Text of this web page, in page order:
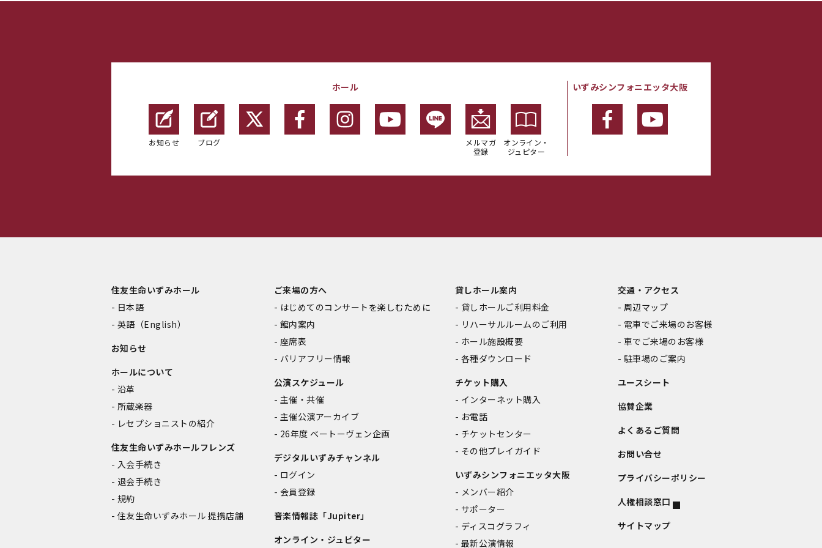
ホール
お知らせ ブログ
メルマガ
登録
オンライン・
ジュピター
いずみシンフォニエッタ大阪
住友生命いずみホール
日本語
英語（English）
お知らせ
ホールについて
沿革
所蔵楽器
レセプショニストの紹介
住友生命いずみホールフレンズ
入会手続き
退会手続き
規約
住友生命いずみホール 提携店舗
ご来場の方へ
はじめてのコンサートを楽しむために
館内案内
座席表
バリアフリー情報
公演スケジュール
主催・共催
主催公演アーカイブ
26年度 ベートーヴェン企画
デジタルいずみチャンネル
ログイン
会員登録
音楽情報誌「Jupiter」
オンライン・ジュピター
貸しホール案内
貸しホールご利用料金
リハーサルルームのご利用
ホール施設概要
各種ダウンロード
チケット購入
インターネット購入
お電話
チケットセンター
その他プレイガイド
いずみシンフォニエッタ大阪
メンバー紹介
サポーター
ディスコグラフィ
最新公演情報
交通・アクセス
周辺マップ
電車でご来場のお客様
車でご来場のお客様
駐車場のご案内
ユースシート
協賛企業
よくあるご質問
お問い合せ
プライバシーポリシー
人権相談窓口
サイトマップ